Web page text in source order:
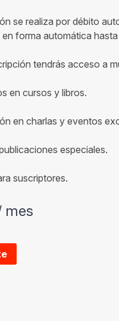
se realiza por débito
forma automática
tendrás acceso a
en cursos y libros.
en charlas y eventos
especiales.
suscriptores.
mes